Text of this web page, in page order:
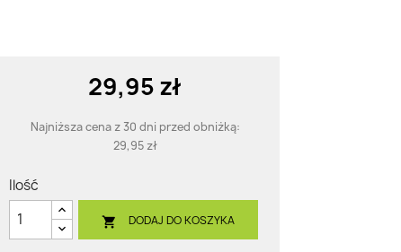
29,95 zł
Najniższa cena z 30 dni przed obniżką:
29,95 zł
Ilość
 DODAJ DO KOSZYKA